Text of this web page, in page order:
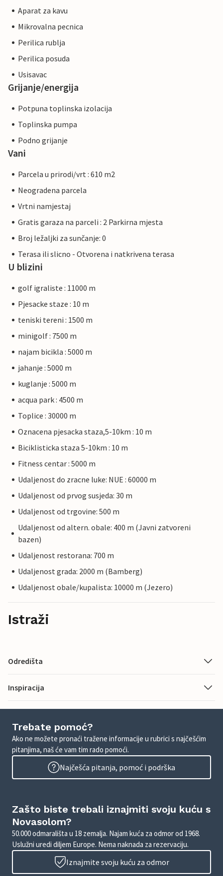
Aparat za kavu
Mikrovalna pecnica
Perilica rublja
Perilica posuda
Usisavac
Grijanje/energija
Potpuna toplinska izolacija
Toplinska pumpa
Podno grijanje
Vani
Parcela u prirodi/vrt : 610 m2
Neogradena parcela
Vrtni namjestaj
Gratis garaza na parceli : 2 Parkirna mjesta
Broj ležaljki za sunčanje: 0
Terasa ili slicno - Otvorena i natkrivena terasa
U blizini
golf igraliste : 11000 m
Pjesacke staze : 10 m
teniski tereni : 1500 m
minigolf : 7500 m
najam bicikla : 5000 m
jahanje : 5000 m
kuglanje : 5000 m
acqua park : 4500 m
Toplice : 30000 m
Oznacena pjesacka staza,5-10km : 10 m
Biciklisticka staza 5-10km : 10 m
Fitness centar : 5000 m
Udaljenost do zracne luke: NUE : 60000 m
Udaljenost od prvog susjeda: 30 m
Udaljenost od trgovine: 500 m
Udaljenost od altern. obale: 400 m (Javni zatvoreni
bazen)
Udaljenost restorana: 700 m
Udaljenost grada: 2000 m (Bamberg)
Udaljenost obale/kupalista: 10000 m (Jezero)
Istraži
Odredišta
Inspiracija
Trebate pomoć?
Ako ne možete pronaći tražene informacije u rubrici s najčešćim
pitanjima, naš će vam tim rado pomoći.
Najčešća pitanja, pomoć i podrška
Zašto biste trebali iznajmiti svoju kuću s
Novasolom?
50.000 odmarališta u 18 zemalja. Najam kuća za odmor od 1968.
Uslužni uredi diljem Europe. Nema naknada za rezervaciju.
Iznajmite svoju kuću za odmor